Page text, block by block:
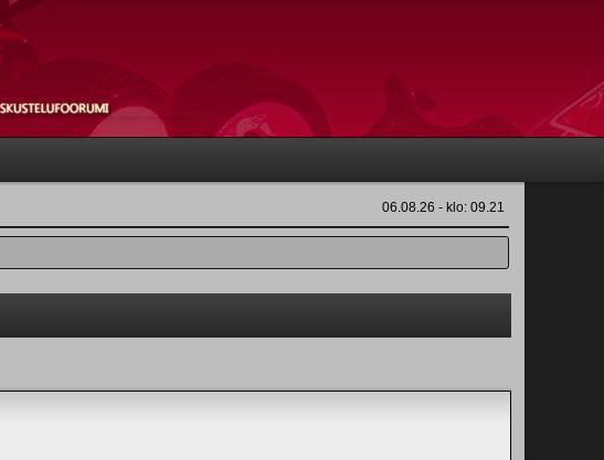
06.08.26 - klo: 09.21